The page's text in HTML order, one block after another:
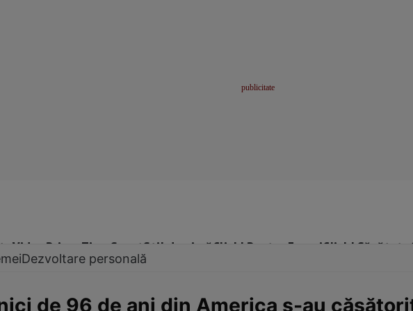
Video Prime Time SportStil de viațăClick! Pentru FemeiClick! Sănătate
Dezvoltare personală
de 96 de ani din America s-au